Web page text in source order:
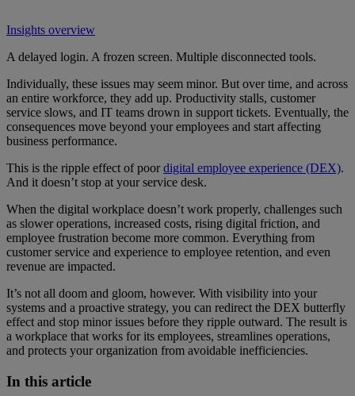
Insights overview
A delayed login. A frozen screen. Multiple disconnected tools.
Individually, these issues may seem minor. But over time, and across
an entire workforce, they add up. Productivity stalls, customer
service slows, and IT teams drown in support tickets. Eventually, the
consequences move beyond your employees and start affecting
business performance.
This is the ripple effect of poordigital employee experience (DEX).
And it doesn’t stop at your service desk.
When the digital workplace doesn’t work properly, challenges such
as slower operations, increased costs, rising digital friction, and
employee frustration become more common. Everything from
customer service and experience to employee retention, and even
revenue are impacted.
It’s not all doom and gloom, however. With visibility into your
systems and a proactive strategy, you can redirect the DEX butterfly
effect and stop minor issues before they ripple outward. The result is
a workplace that works for its employees, streamlines operations,
and protects your organization from avoidable inefficiencies.
In this article